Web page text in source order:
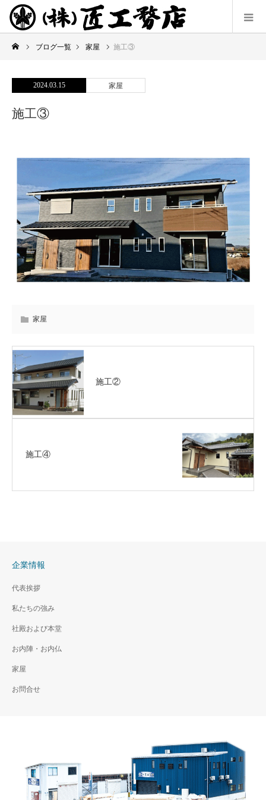
ブログ一覧 家屋 施工③
2024.03.15 家屋
施工③
家屋
施工②
施工④
企業情報
代表挨拶
私たちの強み
社殿および本堂
お内陣・お内仏
家屋
お問合せ